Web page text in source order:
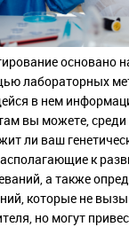
основано
лабораторных
в нем
вы можете, среди
ли ваш
к
а также
которые не
но могут